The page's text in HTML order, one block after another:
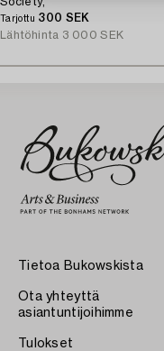
Tarjottu 300 SEK
Lähtöhinta 3 000 SEK
Tietoa Bukowskista
Ota yhteyttä
asiantuntijoihimme
Tulokset